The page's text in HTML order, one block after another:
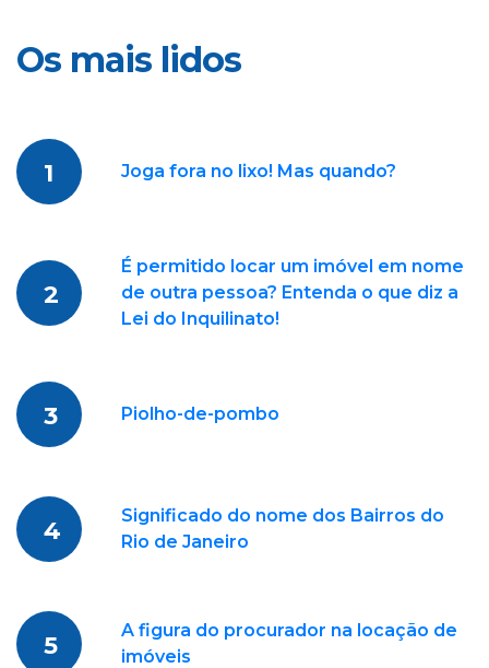
Os mais lidos
1 Joga fora no lixo! Mas quando?
2
É permitido locar um imóvel em nome
de outra pessoa? Entenda o que diz a
Lei do Inquilinato!
3 Piolho-de-pombo
4
Significado do nome dos Bairros do
Rio de Janeiro
5
A figura do procurador na locação de
imóveis